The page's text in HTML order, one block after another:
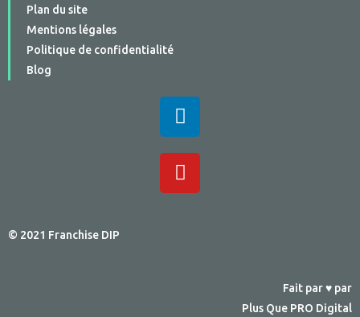
Plan du site
Mentions légales
Politique de confidentialité
Blog
© 2021 Franchise DIP
Fait par ♥ par
Plus Que PRO Digital